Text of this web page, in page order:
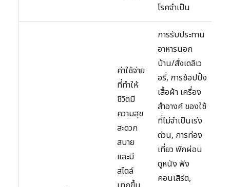
โรคจำเป็น
ค่าใช้จ่าย
ที่ทำให้
ชีวิตมี
ความสุข
สะดวก
สบาย
และมี
สไตล์
การรับประทาน
อาหารนอก
บ้าน/สั่งเดลิเว
อรี่, การช้อปปิ้ง
เสื้อผ้า เครื่อง
สำอางค์ ของใช้
ที่ไม่จำเป็นเร่ง
ด่วน, การท่อง
เที่ยว พักผ่อน
ดูหนัง ฟัง
คอนเสิร์ต,